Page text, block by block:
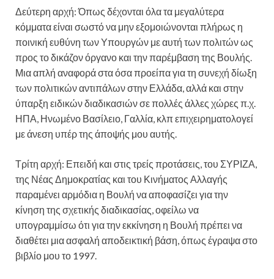
Δεύτερη αρχή: Όπως δέχονται όλα τα μεγαλύτερα
κόμματα είναι σωστό να μην εξομοιώνονται πλήρως η
ποινική ευθύνη των Υπουργών με αυτή των πολιτών ως
προς το δικάζον όργανο και την παρέμβαση της Βουλής.
Μια απλή αναφορά στα όσα προείπα για τη συνεχή δίωξη
των πολιτικών αντιπάλων στην Ελλάδα, αλλά και στην
ύπαρξη ειδικών διαδικασιών σε πολλές άλλες χώρες π.χ.
ΗΠΑ, Ηνωμένο Βασίλειο, Γαλλία, κλπ επιχειρηματολογεί
με άνεση υπέρ της άποψής μου αυτής.
Τρίτη αρχή: Επειδή και στις τρείς προτάσεις, του ΣΥΡΙΖΑ,
της Νέας Δημοκρατίας και του Κινήματος Αλλαγής
παραμένει αρμόδια η Βουλή να αποφασίζει για την
κίνηση της σχετικής διαδικασίας, οφείλω να
υπογραμμίσω ότι για την εκκίνηση η Βουλή πρέπει να
διαθέτει μια ασφαλή αποδεικτική βάση, όπως έγραψα στο
βιβλίο μου το 1997.